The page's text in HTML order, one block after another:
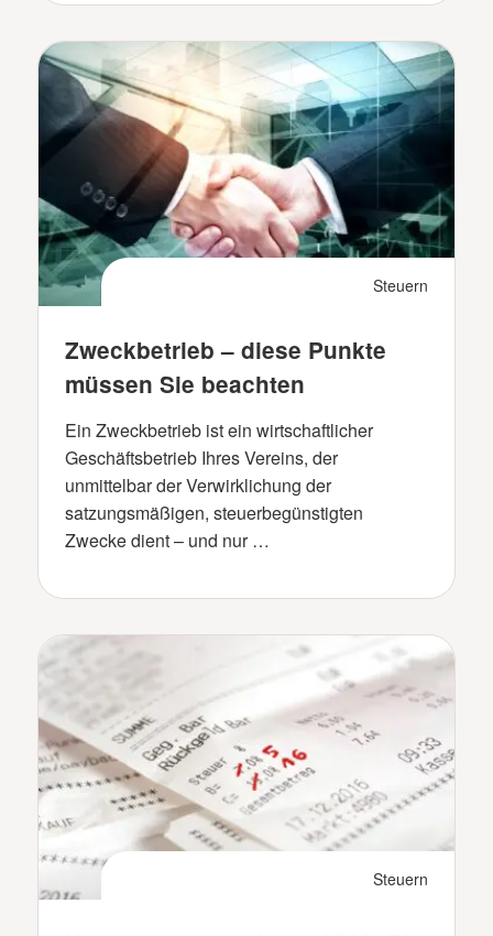
Steuern
Zweckbetrieb – diese Punkte
müssen Sie beachten
Ein Zweckbetrieb ist ein wirtschaftlicher
Geschäftsbetrieb Ihres Vereins, der
unmittelbar der Verwirklichung der
satzungsmäßigen, steuerbegünstigten
Zwecke dient – und nur …
Steuern